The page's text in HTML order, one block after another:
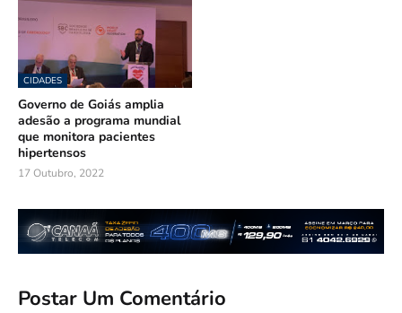
CIDADES
Governo de Goiás amplia
adesão a programa mundial
que monitora pacientes
hipertensos
17 Outubro, 2022
Postar Um Comentário